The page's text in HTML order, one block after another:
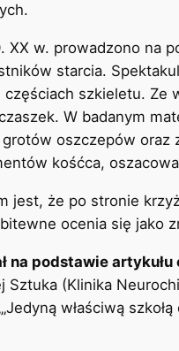
XX w. prowadzono na
starcia.
szkieletu. Ze
W badanym
oszczepów oraz
kośćca,
jest, że po stronie
ocenia się jako
na podstawie
Sztuka (Klinika
właściwą